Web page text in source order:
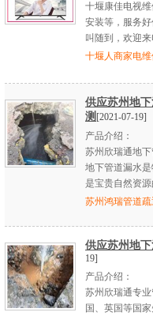
十堰康佳电视
安装等，服务
叫随到，欢迎
十堰人商家电
供应苏州地
测 [2021-07-19]
产品介绍：
苏州欣瑞通地
地下管道漏水
是宝贵自然资
苏州鸿瑞管道疏
供应苏州地
19]
产品介绍：
苏州欣瑞通专
国、英国等国